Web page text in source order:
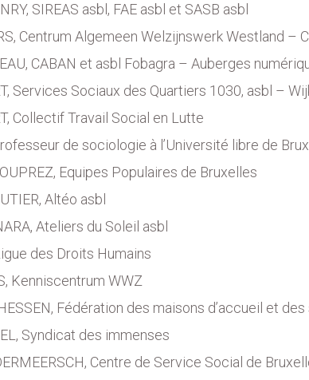
SIREAS asbl, FAE asbl et SASB asbl
Centrum Algemeen Welzijnswerk Westland –
CABAN et asbl Fobagra – Auberges
Services Sociaux des Quartiers 1030, asbl –
Collectif Travail Social en Lutte
de sociologie à l’Université libre de
Equipes Populaires de Bruxelles
Altéo asbl
Ateliers du Soleil asbl
des Droits Humains
Kenniscentrum WWZ
Fédération des maisons d’accueil et
Syndicat des immenses
Centre de Service Social de